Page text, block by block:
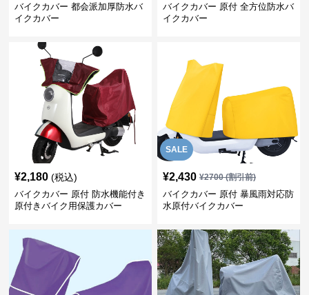
バイクカバー 都会派加厚防水バ
イクカバー
バイクカバー 原付 全方位防水バ
イクカバー
¥2,180 (税込)
バイクカバー 原付 防水機能付き
原付きバイク用保護カバー
SALE
¥2,430 ¥2700(割引前)
バイクカバー 原付 暴風雨対応防
水原付バイクカバー